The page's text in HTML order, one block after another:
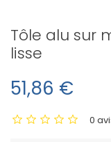
Tôle alu sur
lisse
51,86 €
0